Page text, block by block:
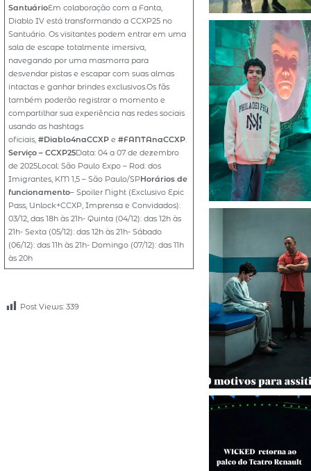
SantuárioEm colaboração com a Fanta,
Diablo IV está transformando a CCXP25 no
Santuário. Os visitantes podem entrar em uma
sala de escape totalmente imersiva,
navegando por uma masmorra para
desvendar pistas e escapar com suas almas
intactas e ganhar brindes exclusivos.Os fãs
também poderão registrar o momento e
compartilhar sua experiência nas redes sociais
usando as hashtags
oficiais,#Diablo4naCCXP e#FANTAnaCCXP.
Serviço – CCXP25Data: 04 a 07 de dezembro
de 2025Local: São Paulo Expo – Rod. dos
Imigrantes, KM 1,5 – São Paulo/SPHorários de
funcionamento– Spoiler Night (Exclusivo Epic
Pass, Unlock+CCXP, Imprensa e Convidados):
03/12, das 18h às 21h- Quinta (04/12): das 12h às
21h- Sexta (05/12): das 12h às 21h- Sábado
(06/12): das 11h às 21h- Domingo (07/12): das 11h
às 20h
Post Views: 339